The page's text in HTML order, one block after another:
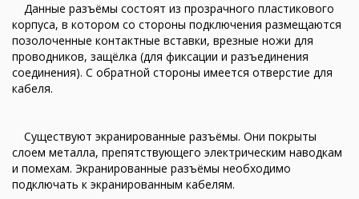
Данные разъёмы состоят из прозрачного пластикового
корпуса, в котором со стороны подключения размещаются
позолоченные контактные вставки, врезные ножи для
проводников, защёлка (для фиксации и разъединения
соединения). С обратной стороны имеется отверстие для
кабеля.
Существуют экранированные разъёмы. Они покрыты
слоем металла, препятствующего электрическим наводкам
и помехам. Экранированные разъёмы необходимо
подключать к экранированным кабелям.